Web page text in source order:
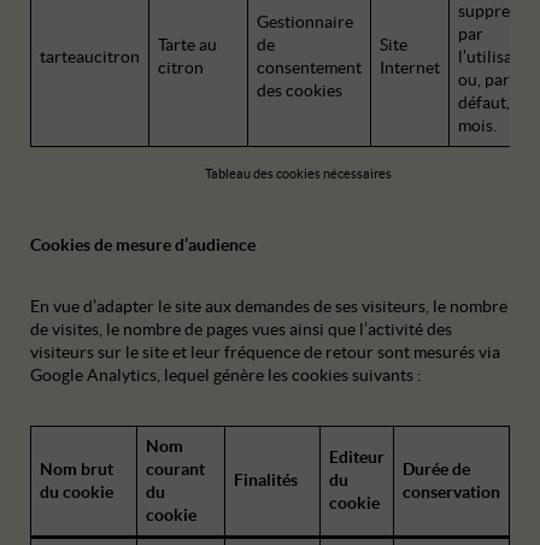
Tableau des cookies nécessaires
tarteaucitron
Tarte au
citron
Gestionnaire
de
consentement
des cookies
Site
Internet
par
ou, par
défaut, 13
mois.
Cookies de mesure d’audience
En vue d’adapter le site aux demandes de ses visiteurs, le nombre
de visites, le nombre de pages vues ainsi que l’activité des
visiteurs sur le site et leur fréquence de retour sont mesurés via
Google Analytics, lequel génère les cookies suivants :
Nom brut
du cookie
Nom
courant
du
cookie
Finalités
Editeur
du
cookie
Durée de
conservation